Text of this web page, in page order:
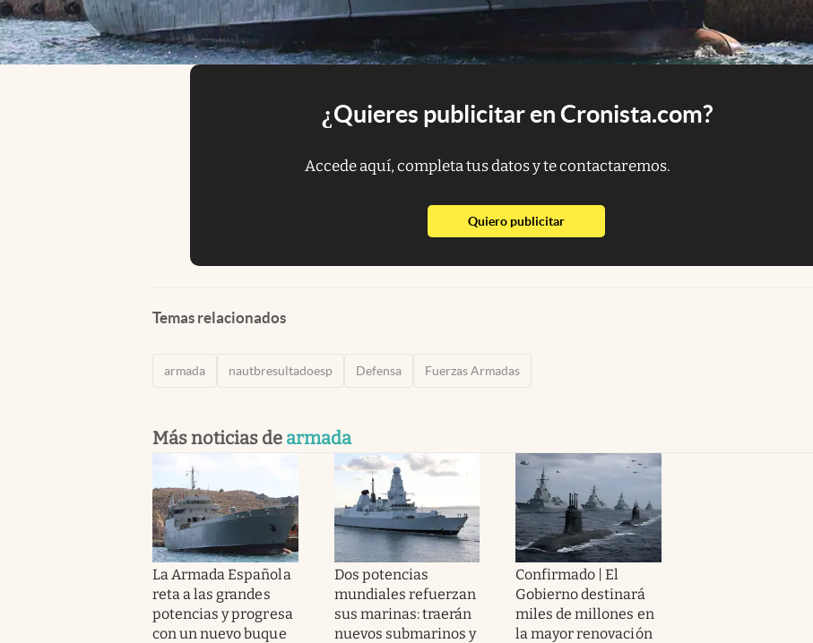
¿Quieres publicitar en Cronista.com?
Accede aquí, completa tus datos y te contactaremos.
Quiero publicitarabre en nueva pestaña
Temas relacionados
armada nautbresultadoesp Defensa Fuerzas Armadas
Más noticias de armada
La Armada Española
reta a las grandes
potencias y progresa
con un nuevo buque
Dos potencias
mundiales refuerzan
sus marinas: traerán
nuevos submarinos y
Confirmado | El
Gobierno destinará
miles de millones en
la mayor renovación